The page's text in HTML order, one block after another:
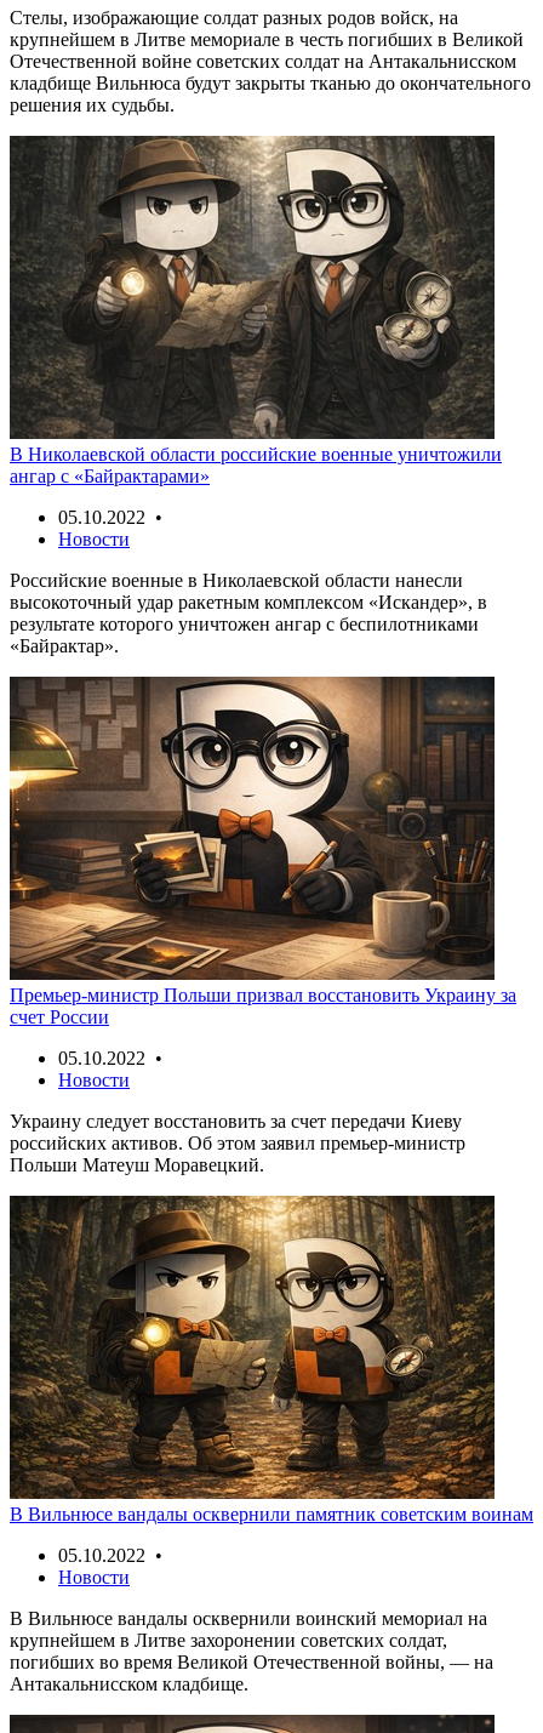
Стелы, изображающие солдат разных родов войск, на
крупнейшем в Литве мемориале в честь погибших в Великой
Отечественной войне советских солдат на Антакальнисском
кладбище Вильнюса будут закрыты тканью до окончательного
решения их судьбы.
В Николаевской области российские военные уничтожили
ангар с «Байрактарами»
05.10.2022 •
Новости
Российские военные в Николаевской области нанесли
высокоточный удар ракетным комплексом «Искандер», в
результате которого уничтожен ангар с беспилотниками
«Байрактар».
Премьер-министр Польши призвал восстановить Украину за
счет России
05.10.2022 •
Новости
Украину следует восстановить за счет передачи Киеву
российских активов. Об этом заявил премьер-министр
Польши Матеуш Моравецкий.
В Вильнюсе вандалы осквернили памятник советским воинам
05.10.2022 •
Новости
В Вильнюсе вандалы осквернили воинский мемориал на
крупнейшем в Литве захоронении советских солдат,
погибших во время Великой Отечественной войны, — на
Антакальнисском кладбище.